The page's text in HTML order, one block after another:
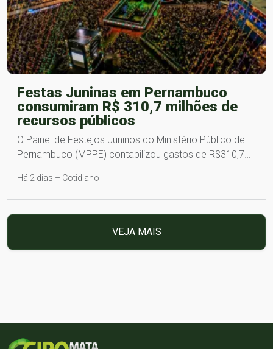
Festas Juninas em Pernambuco
consumiram R$ 310,7 milhões de
recursos públicos
O Painel de Festejos Juninos do Ministério Público de
Pernambuco (MPPE) contabilizou gastos de R$310,7…
Há 2 dias – Cotidiano
VEJA MAIS